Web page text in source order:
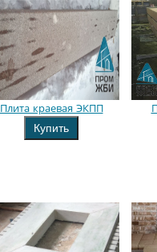
Плита краевая ЭКПП
Купить